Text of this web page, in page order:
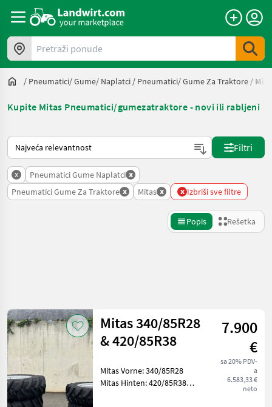
Pretraži ponude
/ Pneumatici/ Gume/ Naplatci / Pneumatici/ Gume Za Traktore /
Kupite Mitas Pneumatici/gumezatraktore - novi ili rabljeni
Tako se sortira na Landwirt.com
Filtri
x Pneumatici Gume Naplatci x
Pneumatici Gume Za Traktore x Mitas x x Izbriši sve filtre
Popis Rešetka
Kategorija 4 Država Filtri
TRENUTNA
STAZA
Poljoprivredna
tehnika
Poništi
Prikaži
rezultata
Mitas 340/85R28
& 420/85R38
7.900
€
sa 20% PDV-
a
6.583,33 €
neto
Mitas Vorne: 340/85R28
Mitas Hinten: 420/85R38